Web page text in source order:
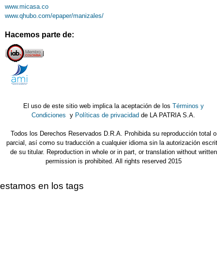
www.micasa.co
www.qhubo.com/epaper/manizales/
Hacemos parte de:
El uso de este sitio web implica la aceptación de los Términos y
Condiciones y Políticas de privacidad de LA PATRIA S.A.
Todos los Derechos Reservados D.R.A. Prohibida su reproducción total o
parcial, así como su traducción a cualquier idioma sin la autorización
de su titular. Reproduction in whole or in part, or translation without written
permission is prohibited. All rights reserved 2015
estamos en los tags